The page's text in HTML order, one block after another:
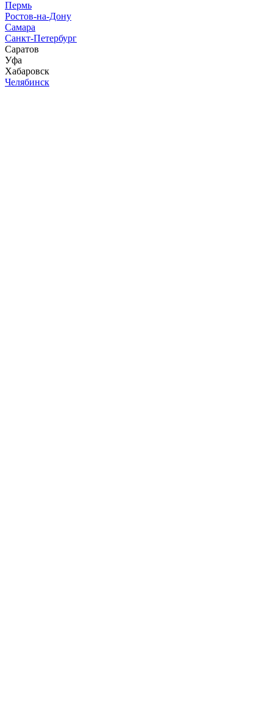
Пермь
Ростов-на-Дону
Самара
Санкт-Петербург
Саратов
Уфа
Хабаровск
Челябинск